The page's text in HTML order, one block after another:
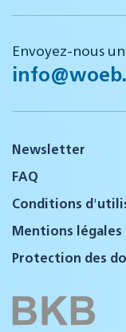
Envoyez-nous
Newsletter
FAQ
Conditions
Mentions légales
Protection des